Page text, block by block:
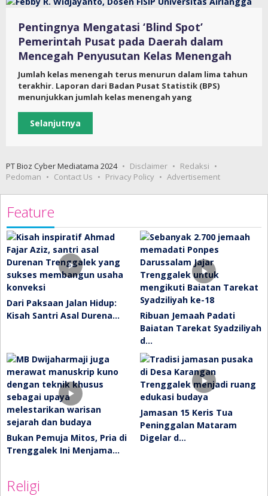
Pentingnya Mengatasi ‘Blind Spot’
Pemerintah Pusat pada Daerah dalam
Mencegah Penyusutan Kelas Menengah
Jumlah kelas menengah terus menurun dalam lima tahun
terakhir. Laporan dari Badan Pusat Statistik (BPS)
menunjukkan jumlah kelas menengah yang
Selanjutnya
PT Bioz Cyber Mediatama 2024 Disclaimer
Redaksi
Pedoman
Contact Us Privacy Policy Advertisement
Feature
Dari Paksaan Jalan Hidup:
Kisah Santri Asal Durena…
Ribuan Jemaah Padati
Baiatan Tarekat Syadziliyah
d…
Bukan Pemuja Mitos, Pria di
Trenggalek Ini Menjama…
Jamasan 15 Keris Tua
Peninggalan Mataram
Digelar d…
Religi